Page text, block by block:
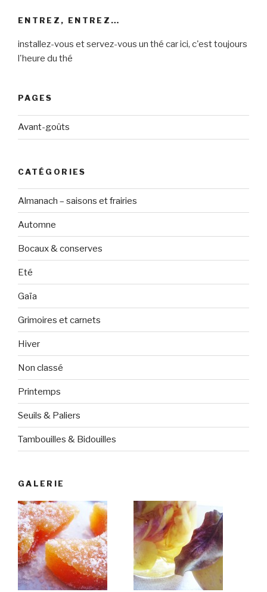
ENTREZ, ENTREZ…
installez-vous et servez-vous un thé car ici, c'est toujours
l'heure du thé
PAGES
Avant-goûts
CATÉGORIES
Almanach – saisons et frairies
Automne
Bocaux & conserves
Eté
Gaïa
Grimoires et carnets
Hiver
Non classé
Printemps
Seuils & Paliers
Tambouilles & Bidouilles
GALERIE